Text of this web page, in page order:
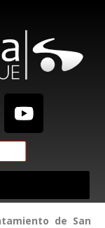
de San